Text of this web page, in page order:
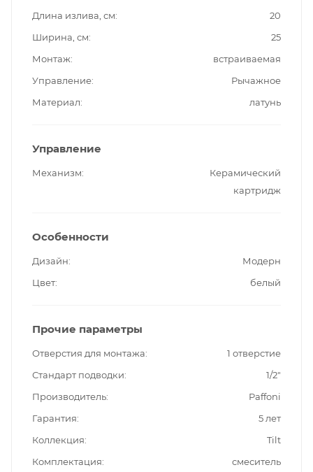
Длина излива, см
20
Ширина, см
25
Монтаж
встраиваемая
Управление
Рычажное
Материал
латунь
Управление
Механизм
Керамический
картридж
Особенности
Дизайн
Модерн
Цвет
белый
Прочие параметры
Отверстия для монтажа
1 отверстие
Стандарт подводки
1/2"
Производитель
Paffoni
Гарантия
5 лет
Коллекция
Tilt
Комплектация
смеситель